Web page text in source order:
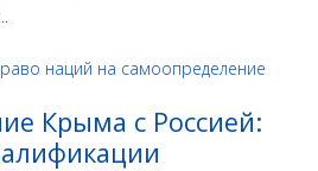
Крыма с Россией: